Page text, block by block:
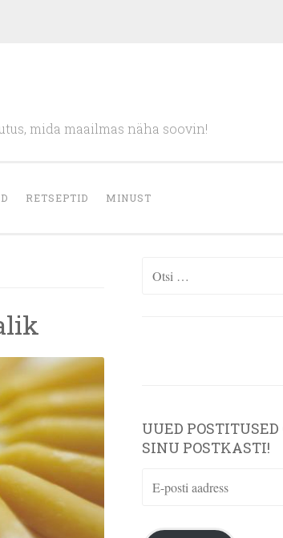
mida maailmas näha soovin!
RETSEPTID MINUST
Otsi:
UUED POSTITUSED
SINU POSTKASTI!
E-
aadress